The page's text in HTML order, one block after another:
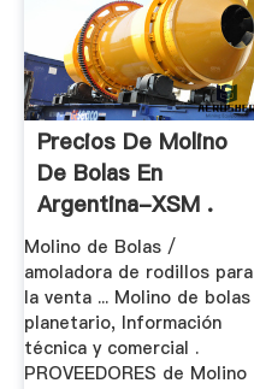
Precios De Molino
De Bolas En
Argentina-XSM .
Molino de Bolas /
amoladora de rodillos para
la venta ... Molino de bolas
planetario, Información
técnica y comercial .
PROVEEDORES de Molino